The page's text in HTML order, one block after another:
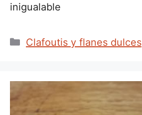
inigualable
Categorías
Clafoutis y flanes dulces